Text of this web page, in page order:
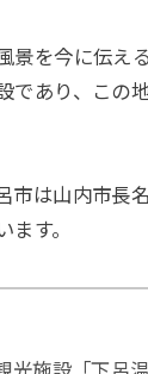
景を今に伝え
であり、この
市は山内市長
ます。